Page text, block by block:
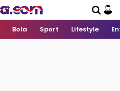
Bola Sport Lifestyle